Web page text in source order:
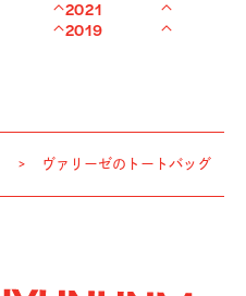
2021
2019
ヴァリーゼのトートバッグ